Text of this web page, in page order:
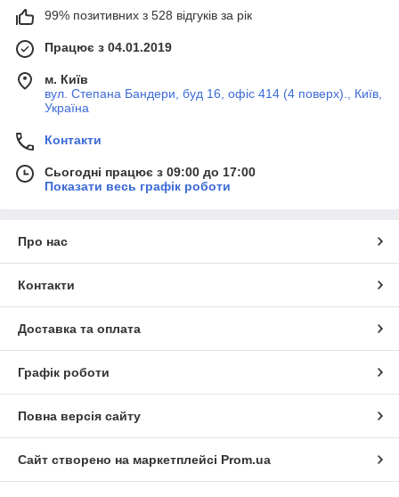
99% позитивних з 528 відгуків за рік
Працює з 04.01.2019
м. Київ
вул. Степана Бандери, буд 16, офіс 414 (4 поверх)., Київ,
Україна
Контакти
Сьогодні працює з 09:00 до 17:00
Показати весь графік роботи
Про нас
Контакти
Доставка та оплата
Графік роботи
Повна версія сайту
Сайт створено на маркетплейсі Prom.ua